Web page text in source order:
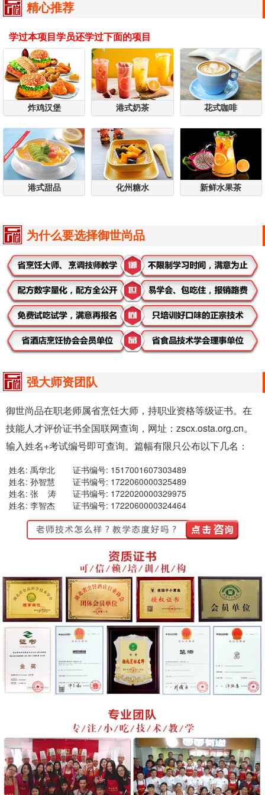
精心推荐
学过本项目学员还学过下面的项目
炸鸡汉堡 港式奶茶 花式咖啡
港式甜品 化州糖水 新鲜水果茶
为什么要选择御世尚品
强大师资团队
御世尚品在职老师属省烹饪大师，持职业资格等级证书。在
技能人才评价证书全国联网查询，网址：zscx.osta.org.cn。
输入姓名+考试编号即可查询。篇幅有限只公布以下几名：
姓名: 禹华北
证书编号: 1517001607303489
姓名: 孙智慧
证书编号: 1722060000325489
姓名: 张 涛
证书编号: 1722020000329975
姓名: 李智杰
证书编号: 1722060000324464